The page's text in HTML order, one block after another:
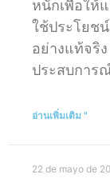
หนักเพื่อให้
ใช้ประโยช
อย่างแท้จริ
ประสบการ
อ่านเพิ่มเติม "
22 de mayo de